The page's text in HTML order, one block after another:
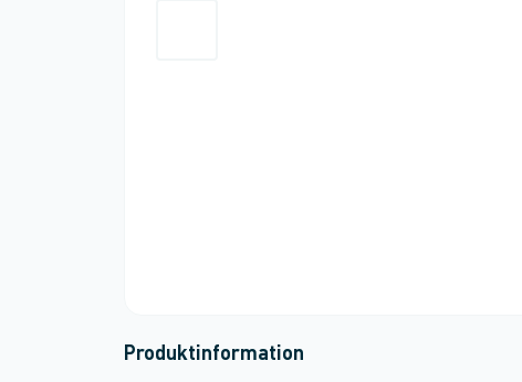
Produktinformation